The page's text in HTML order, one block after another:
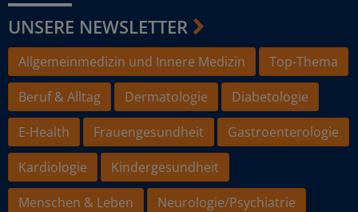
UNSERE NEWSLETTER
Allgemeinmedizin und Innere Medizin
Top-Thema
Beruf & Alltag
Dermatologie
Diabetologie
E-Health
Frauengesundheit
Gastroenterologie
Kardiologie
Kindergesundheit
Menschen & Leben
Neurologie/Psychiatrie